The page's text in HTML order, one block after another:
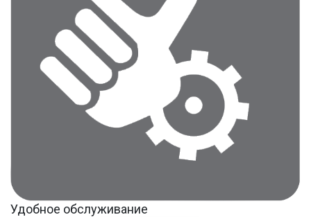
Удобное обслуживание